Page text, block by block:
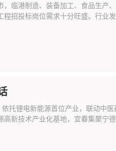
临港制造、装备加工、食品生产
招投标岗位需求十分旺盛。行业
托锂电新能源首位产业，联动中
新技术产业化基地，宜春集聚宁